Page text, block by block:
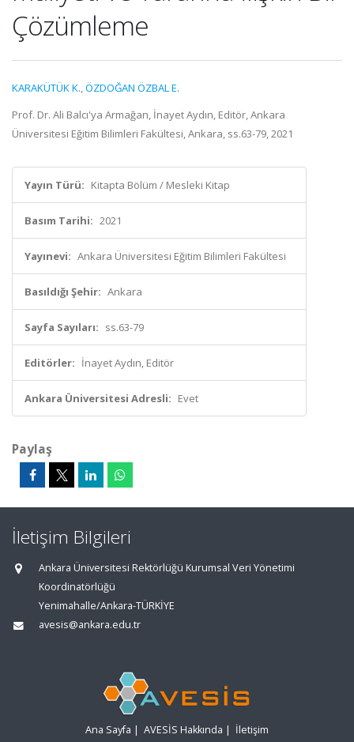
Çözümleme
KARAKÜTÜK K.,ÖZDOĞAN ÖZBAL E.
Prof. Dr. Ali Balcı'ya Armağan, İnayet Aydın, Editör, Ankara
Üniversitesi Eğitim Bilimleri Fakültesi, Ankara, ss.63-79, 2021
Yayın Türü: Kitapta Bölüm / Mesleki Kitap
Basım Tarihi: 2021
Yayınevi: Ankara Üniversitesi Eğitim Bilimleri Fakültesi
Basıldığı Şehir: Ankara
Sayfa Sayıları: ss.63-79
Editörler: İnayet Aydın, Editör
Ankara Üniversitesi Adresli: Evet
Paylaş
İletişim Bilgileri
Ankara Üniversitesi Rektörlüğü Kurumsal Veri Yönetimi
Koordinatörlüğü
Yenimahalle/Ankara-TÜRKİYE
avesis@ankara.edu.tr
Ana Sayfa | AVESİS Hakkında | İletişim